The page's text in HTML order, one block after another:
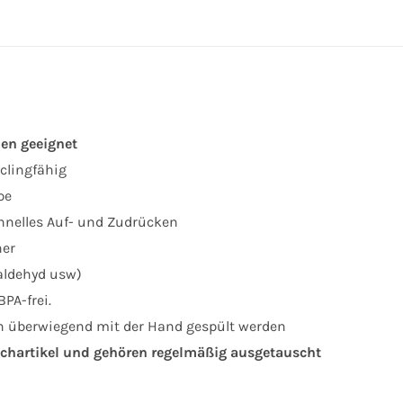
geeignet
Auf- und Zudrücken
usw)
frei.
mit der Hand gespült werden
und gehören regelmäßig ausgetauscht